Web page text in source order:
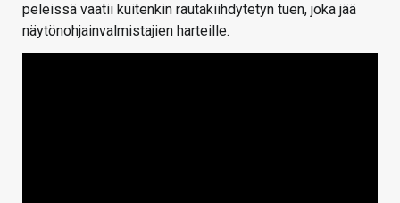
peleissä vaatii kuitenkin rautakiihdytetyn tuen, joka jää
näytönohjainvalmistajien harteille.